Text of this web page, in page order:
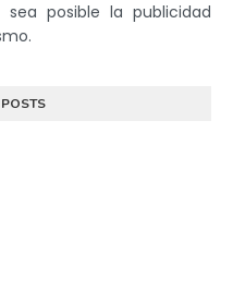
sea posible la publicidad